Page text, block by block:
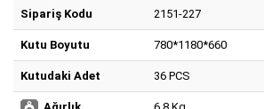
Sipariş Kodu 2151-227
Kutu Boyutu 780*1180*660
Kutudaki Adet 36 PCS